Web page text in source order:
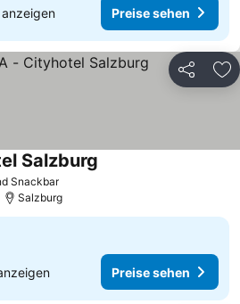
anzeigen Preise sehen
Teilen
SnackbarPreise sehen
Salzburg
Salzburg
Preise sehen